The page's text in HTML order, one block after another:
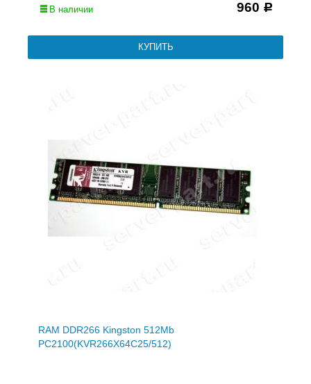
В наличии 960 Р
RAM DDR266 Kingston 512Mb
PC2100(KVR266X64C25/512)